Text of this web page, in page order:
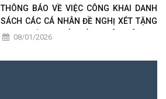
THÔNG BÁO VỀ VIỆC CÔNG KHAI DANH
SÁCH CÁC CÁ NHÂN ĐỀ NGHỊ XÉT TẶNG
DANH HIỆU " NHÀ GIÁO NHÂN DÂN ", "
LẦN THỨ 17 NĂM 2026
08/01/2026